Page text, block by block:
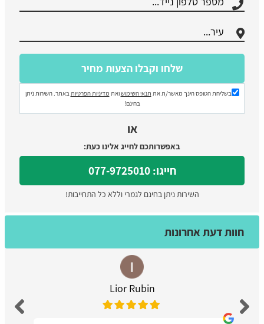
בשליחת הטופס הינך מאשר/ת את תנאי השימושואת מדיניות הפרטיות באתר. השירות ניתן
בחינם!
או
באפשרותכם לחייג אלינו כעת:
חייגו: 077-9725010
השירות ניתן בחינם לגמרי וללא כל התחייבות!
חוות דעת אחרונות
Lior Rubin